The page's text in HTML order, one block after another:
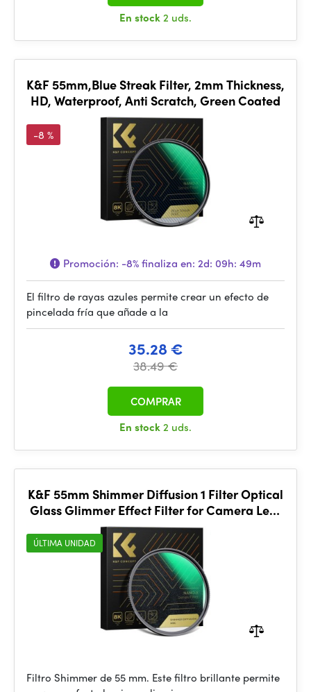
En stock2 uds.
K&F 55mm,Blue Streak Filter, 2mm Thickness,
HD, Waterproof, Anti Scratch, Green Coated
-8 %
Promoción: -8%finaliza en: 2d: 09h: 49m
El filtro de rayas azules permite crear un efecto de
pincelada fría que añade a la
35.28 €
38.49 €
En stock2 uds.
COMPRAR
K&F 55mm Shimmer Diffusion 1 Filter Optical
Glass Glimmer Effect Filter for Camera Lens
Nano-X Series
ÚLTIMA UNIDAD
Filtro Shimmer de 55 mm. Este filtro brillante permite